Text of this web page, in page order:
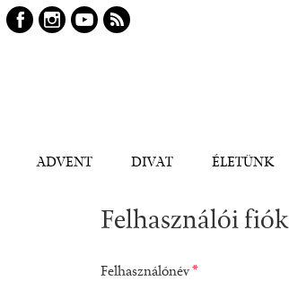
ADVENT DIVAT ÉLETÜNK
Felhasználói fiók
Felhasználónév*